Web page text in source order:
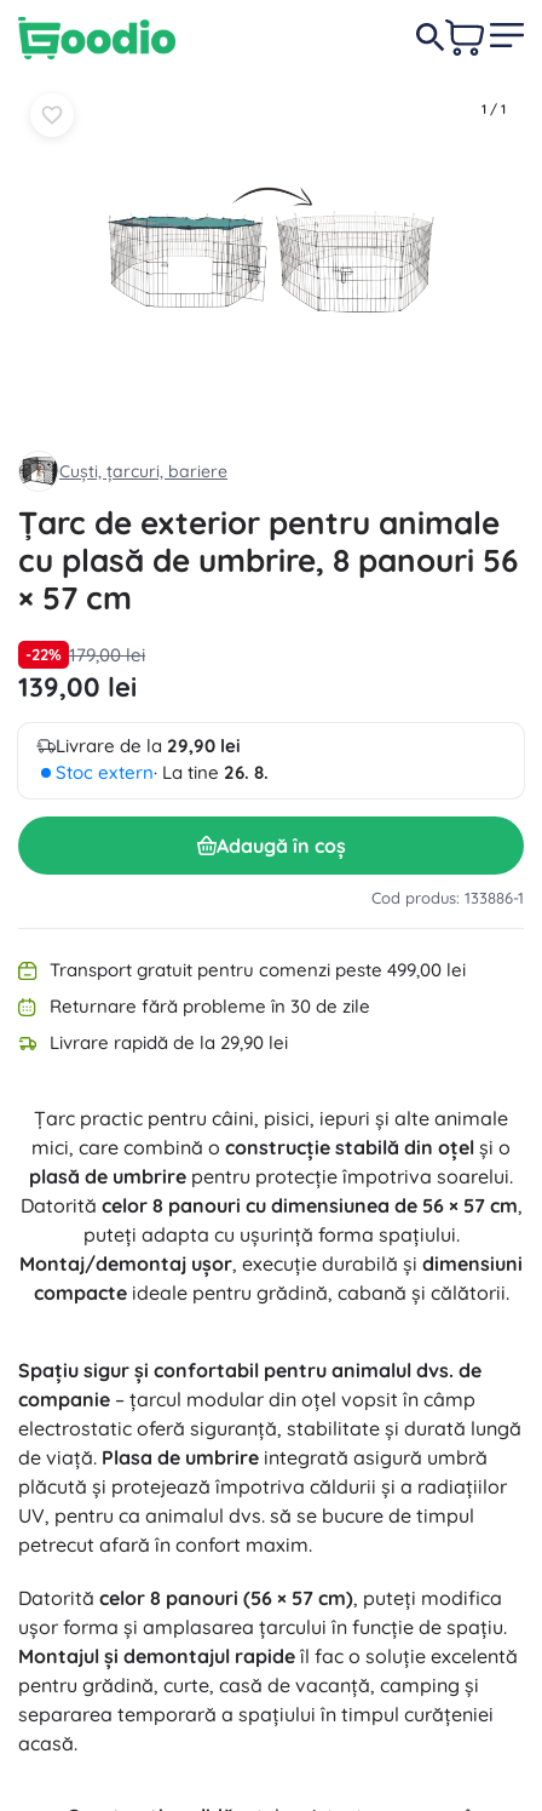
1 / 1
Cuști, țarcuri, bariere
Țarc de exterior pentru animale
cu plasă de umbrire, 8 panouri 56
× 57 cm
-22% 179,00 lei
139,00 lei
Livrare de la 29,90 lei
Stoc extern· La tine 26. 8.
Adaugă în coș
Cod produs: 133886-1
Transport gratuit pentru comenzi peste 499,00 lei
Returnare fără probleme în 30 de zile
Livrare rapidă de la 29,90 lei
Țarc practic pentru câini, pisici, iepuri și alte animale
mici, care combină o construcție stabilă din oțel și o
plasă de umbrire pentru protecție împotriva soarelui.
Datorită celor 8 panouri cu dimensiunea de 56 × 57 cm,
puteți adapta cu ușurință forma spațiului.
Montaj/demontaj ușor, execuție durabilă și dimensiuni
compacteideale pentru grădină, cabană și călătorii.
Spațiu sigur și confortabil pentru animalul dvs. de
companie – țarcul modular din oțel vopsit în câmp
electrostatic oferă siguranță, stabilitate și durată lungă
de viață. Plasa de umbrire integrată asigură umbră
plăcută și protejează împotriva căldurii și a radiațiilor
UV, pentru ca animalul dvs. să se bucure de timpul
petrecut afară în confort maxim.
Datorită celor 8 panouri (56 × 57 cm), puteți modifica
ușor forma și amplasarea țarcului în funcție de spațiu.
Montajul și demontajul rapide îl fac o soluție excelentă
pentru grădină, curte, casă de vacanță, camping și
separarea temporară a spațiului în timpul curățeniei
acasă.
-22%
În coșÎn coș